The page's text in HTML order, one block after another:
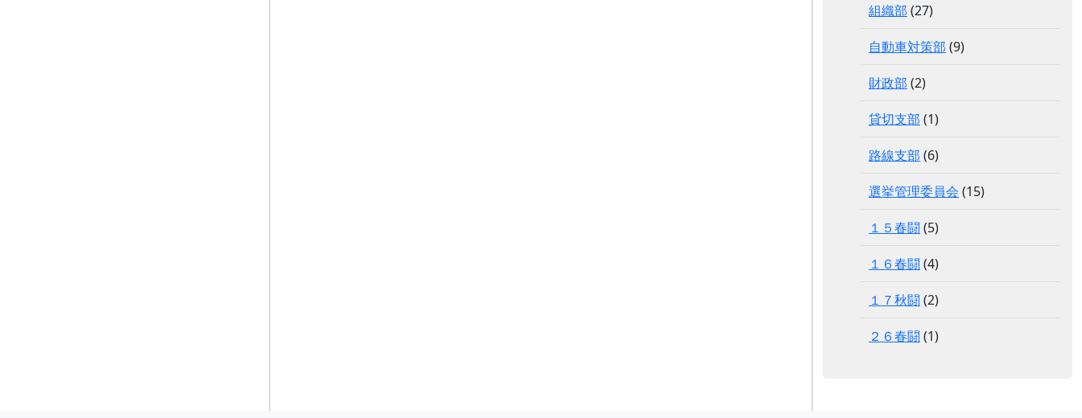
組織部 (27)
自動車対策部 (9)
財政部 (2)
貸切支部 (1)
路線支部 (6)
選挙管理委員会 (15)
１５春闘 (5)
１６春闘 (4)
１７秋闘 (2)
２６春闘 (1)